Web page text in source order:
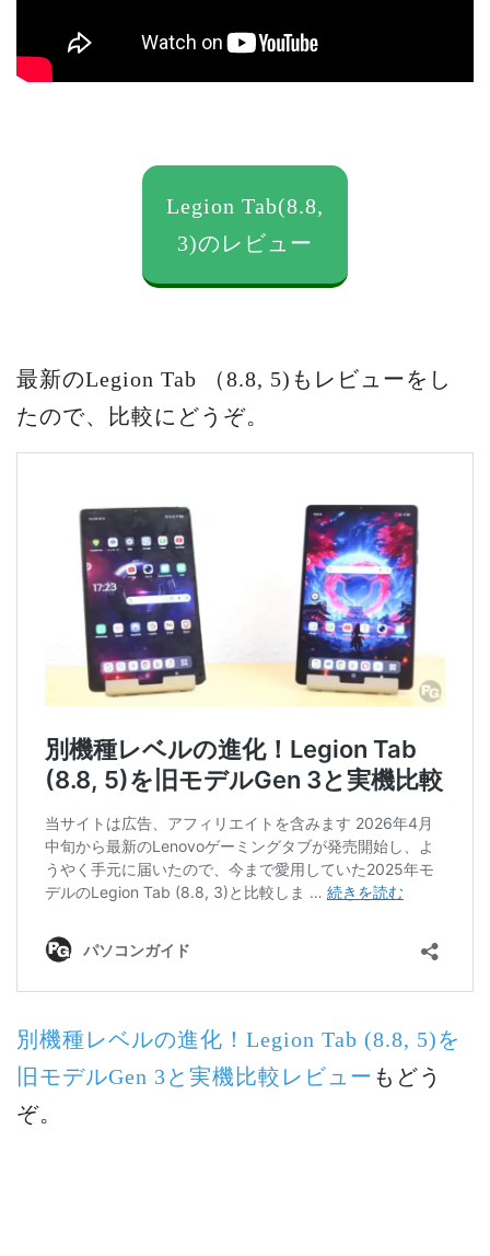
Legion Tab(8.8,
3)のレビュー
最新のLegion Tab （8.8, 5)もレビューをし
たので、比較にどうぞ。
別機種レベルの進化！Legion Tab (8.8, 5)を
旧モデルGen 3と実機比較レビュー もどう
ぞ。